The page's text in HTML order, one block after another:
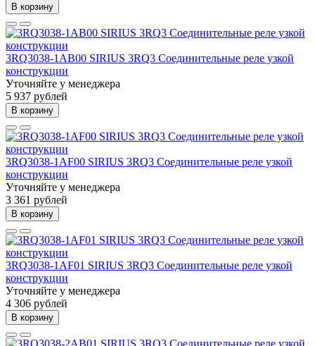
В корзину
3RQ3038-1AB00 SIRIUS 3RQ3 Соединительные реле узкой
конструкции
Уточняйте у менеджера
5 937 рублей
В корзину
3RQ3038-1AF00 SIRIUS 3RQ3 Соединительные реле узкой
конструкции
Уточняйте у менеджера
3 361 рублей
В корзину
3RQ3038-1AF01 SIRIUS 3RQ3 Соединительные реле узкой
конструкции
Уточняйте у менеджера
4 306 рублей
В корзину